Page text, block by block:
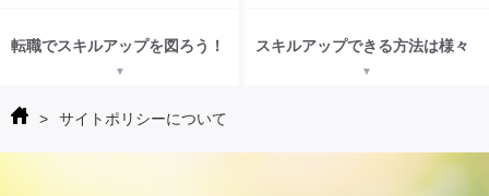
転職でスキルアップを図ろう！ スキルアップできる方法は様々
> サイトポリシーについて